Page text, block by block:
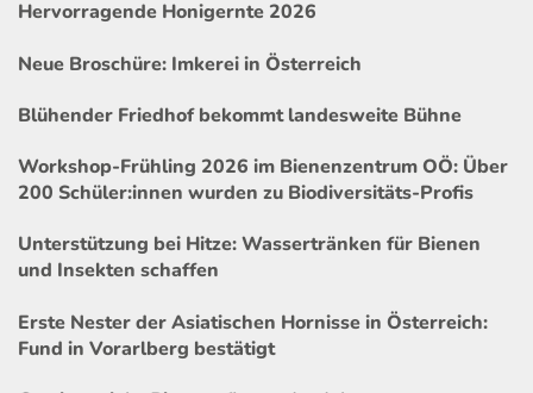
Hervorragende Honigernte 2026
Neue Broschüre: Imkerei in Österreich
Blühender Friedhof bekommt landesweite Bühne
Workshop-Frühling 2026 im Bienenzentrum OÖ: Über
200 Schüler:innen wurden zu Biodiversitäts-Profis
Unterstützung bei Hitze: Wassertränken für Bienen
und Insekten schaffen
Erste Nester der Asiatischen Hornisse in Österreich:
Fund in Vorarlberg bestätigt